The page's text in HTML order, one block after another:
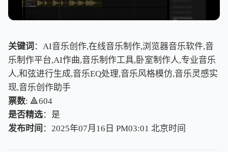
关键词 ：AI音乐创作,在线音乐制作,浏览器音乐软件,音
乐制作平台,AI作曲,音乐制作工具,卧室制作人,专业音乐
人,和弦进行生成,音乐EQ处理,音乐风格模仿,音乐灵感实
现,音乐创作助手
票数: 🔺604
是否精选：是
发布时间 ：2025年07月16日 PM03:01 北京时间
北京时间